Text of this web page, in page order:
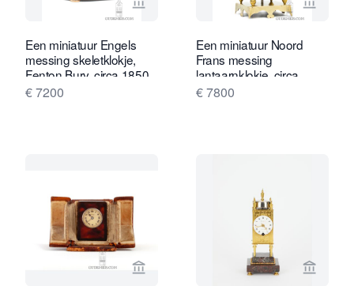
Bekijk verkoperspagina van Gude &
Een miniatuur Engels
messing skeletklokje,
Fenton Bury, circa 1850.
€ 7200
Bekijk
Een miniatuur Noord
Frans messing
lantaarnklokje, circa
1780.
€ 7800
Bekijk verkoperspagina van Gude &
Bekijk